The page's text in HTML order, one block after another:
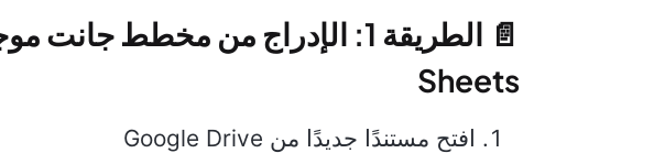
Sheets
افتح مستندًا جديدًا من Google Drive